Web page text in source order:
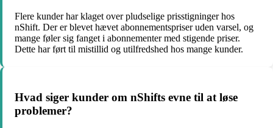
Flere kunder har klaget over pludselige prisstigninger hos
nShift. Der er blevet hævet abonnementspriser uden varsel, og
mange føler sig fanget i abonnementer med stigende priser.
Dette har ført til mistillid og utilfredshed hos mange kunder.
Hvad siger kunder om nShifts evne til at løse
problemer?